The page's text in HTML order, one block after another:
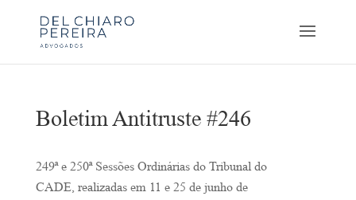
Boletim Antitruste #246
249ª e 250ª Sessões Ordinárias do Tribunal do
CADE, realizadas em 11 e 25 de junho de